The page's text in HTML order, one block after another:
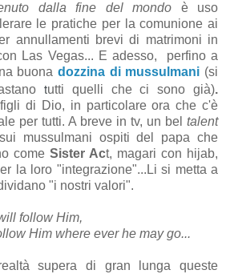
dalla fine del mondo è uso
le pratiche per la comunione ai
annullamenti brevi di matrimoni in
Las Vegas... E adesso, perfino a
buona dozzina di mussulmani (si
tutti quelli che ci sono già).
di Dio, in particolare ora che c'è
per tutti. A breve in tv, un bel talent
mussulmani ospiti del papa che
come Sister Act, magari con hijab,
la loro "integrazione"...Li si metta a
"i nostri valori".
follow Him,
ever he may go...
supera di gran lunga queste